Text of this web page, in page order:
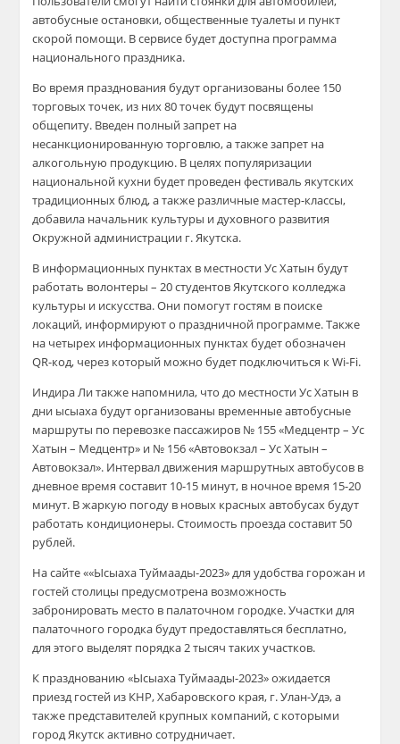
автобусные остановки, общественные туалеты и пункт
скорой помощи. В сервисе будет доступна программа
национального праздника.
Во время празднования будут организованы более 150
торговых точек, из них 80 точек будут посвящены
общепиту. Введен полный запрет на
несанкционированную торговлю, а также запрет на
алкогольную продукцию. В целях популяризации
национальной кухни будет проведен фестиваль якутских
традиционных блюд, а также различные мастер-классы,
добавила начальник культуры и духовного развития
Окружной администрации г. Якутска.
В информационных пунктах в местности Ус Хатын будут
работать волонтеры – 20 студентов Якутского колледжа
культуры и искусства. Они помогут гостям в поиске
локаций, информируют о праздничной программе. Также
на четырех информационных пунктах будет обозначен
QR-код, через который можно будет подключиться к Wi-Fi.
Индира Ли также напомнила, что до местности Ус Хатын в
дни ысыаха будут организованы временные автобусные
маршруты по перевозке пассажиров № 155 «Медцентр – Ус
Хатын – Медцентр» и № 156 «Автовокзал – Ус Хатын –
Автовокзал». Интервал движения маршрутных автобусов в
дневное время составит 10-15 минут, в ночное время 15-20
минут. В жаркую погоду в новых красных автобусах будут
работать кондиционеры. Стоимость проезда составит 50
рублей.
На сайте ««Ысыаха Туймаады-2023» для удобства горожан и
гостей столицы предусмотрена возможность
забронировать место в палаточном городке. Участки для
палаточного городка будут предоставляться бесплатно,
для этого выделят порядка 2 тысяч таких участков.
К празднованию «Ысыаха Туймаады-2023» ожидается
приезд гостей из КНР, Хабаровского края, г. Улан-Удэ, а
также представителей крупных компаний, с которыми
город Якутск активно сотрудничает.